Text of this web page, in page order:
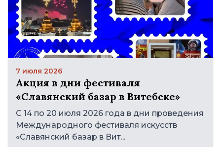
7 июля 2026
Акция в дни фестиваля
«Славянский базар в Витебске»
С 14 по 20 июля 2026 года в дни проведения
Международного фестиваля искусств
«Славянский базар в Вит...